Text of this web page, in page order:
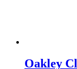
Oakley